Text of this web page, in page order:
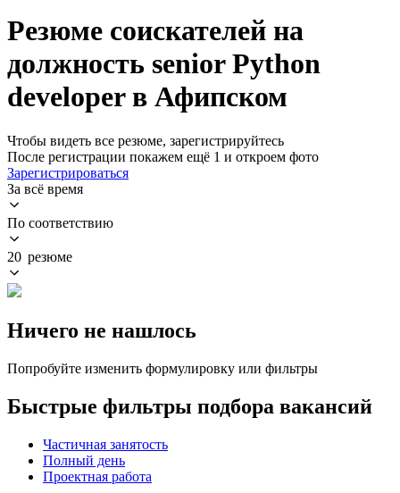
Резюме соискателей на
должность senior Python
developer в Афипском
Чтобы видеть все резюме, зарегистрируйтесь
После регистрации покажем ещё 1 и откроем фото
Зарегистрироваться
За всё время
По соответствию
20 резюме
Ничего не нашлось
Попробуйте изменить формулировку или фильтры
Быстрые фильтры подбора вакансий
Частичная занятость
Полный день
Проектная работа